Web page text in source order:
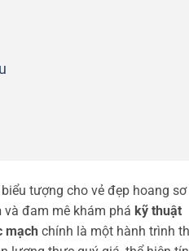
tượng cho vẻ đẹp hoang
và đam mê khám phá kỹ thuật
mạch chính là một hành trình